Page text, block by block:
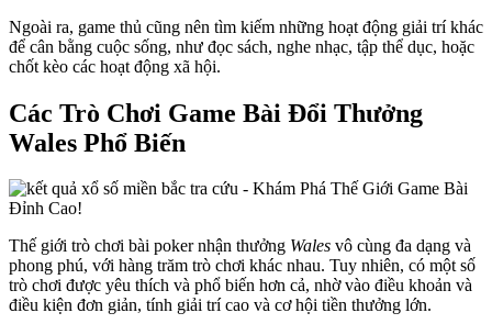
Ngoài ra, game thủ cũng nên tìm kiếm những hoạt động giải trí khác
để cân bằng cuộc sống, như đọc sách, nghe nhạc, tập thể dục, hoặc
chốt kèo các hoạt động xã hội.
Các Trò Chơi Game Bài Đổi Thưởng
Wales Phổ Biến
Thế giới trò chơi bài poker nhận thưởng Wales vô cùng đa dạng và
phong phú, với hàng trăm trò chơi khác nhau. Tuy nhiên, có một số
trò chơi được yêu thích và phổ biến hơn cả, nhờ vào điều khoản và
điều kiện đơn giản, tính giải trí cao và cơ hội tiền thưởng lớn.